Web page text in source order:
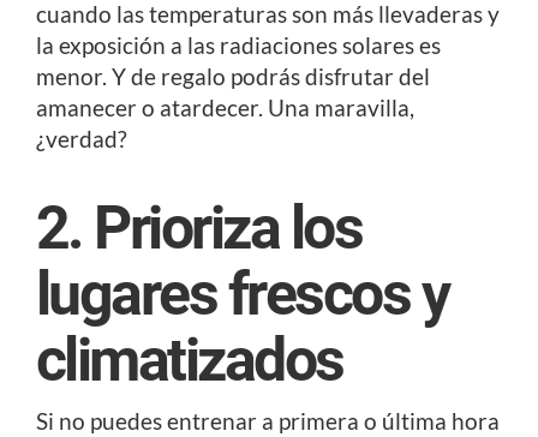
cuando las temperaturas son más llevaderas y
la exposición a las radiaciones solares es
menor. Y de regalo podrás disfrutar del
amanecer o atardecer. Una maravilla,
¿verdad?
2. Prioriza los
lugares frescos y
climatizados
Si no puedes entrenar a primera o última hora